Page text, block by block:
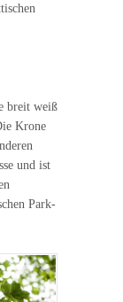
breit weiß
Krone
und ist
Park-